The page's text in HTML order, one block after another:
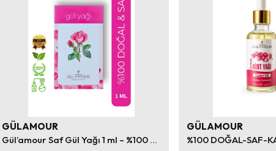
GÜLAMOUR
Gül’amour Saf Gül Yağı 1 ml – %100 Saf Isparta Gülü (Rosa Damascena)
GÜLAMOUR